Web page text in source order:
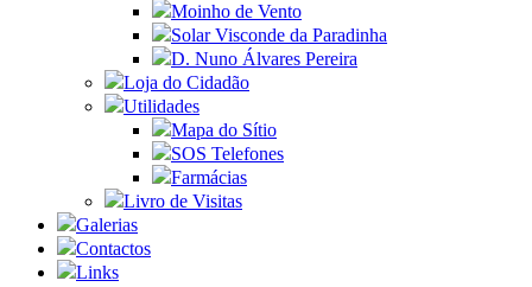
Moinho de Vento
Solar Visconde da Paradinha
D. Nuno Álvares Pereira
Loja do Cidadão
Utilidades
Mapa do Sítio
SOS Telefones
Farmácias
Livro de Visitas
Galerias
Contactos
Links